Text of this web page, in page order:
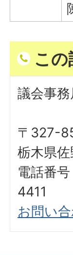
こ
議会事
〒327-
栃木県佐
電話番
4411
お問い